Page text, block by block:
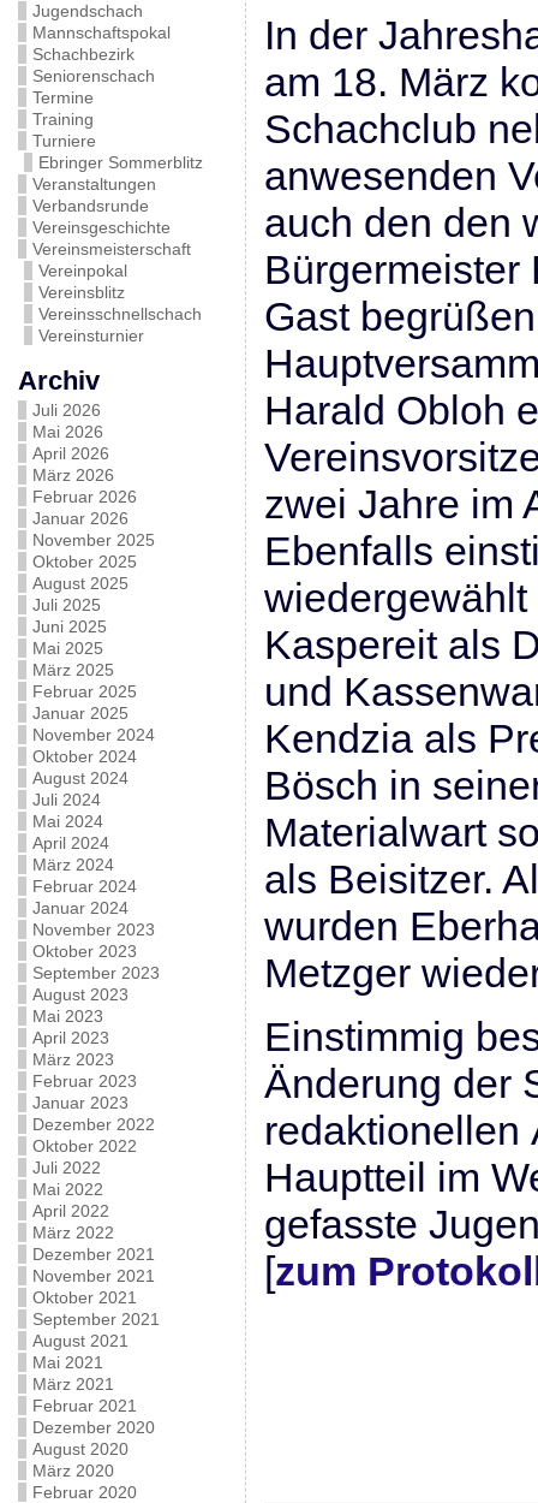
Jugendschach
Mannschaftspokal
Schachbezirk
Seniorenschach
Termine
Training
Turniere
Ebringer Sommerblitz
Veranstaltungen
Verbandsrunde
Vereinsgeschichte
Vereinsmeisterschaft
Vereinpokal
Vereinsblitz
Vereinsschnellschach
Vereinsturnier
Archiv
Juli 2026
Mai 2026
April 2026
März 2026
Februar 2026
Januar 2026
November 2025
Oktober 2025
August 2025
Juli 2025
Juni 2025
Mai 2025
März 2025
Februar 2025
Januar 2025
November 2024
Oktober 2024
August 2024
Juli 2024
Mai 2024
April 2024
März 2024
Februar 2024
Januar 2024
November 2023
Oktober 2023
September 2023
August 2023
Mai 2023
April 2023
März 2023
Februar 2023
Januar 2023
Dezember 2022
Oktober 2022
Juli 2022
Mai 2022
April 2022
März 2022
Dezember 2021
November 2021
Oktober 2021
September 2021
August 2021
Mai 2021
März 2021
Februar 2021
Dezember 2020
August 2020
März 2020
Februar 2020
In der
am 18. März
Schachclub
anwesenden
auch den den
Bürgermeister
Gast
Harald Obloh
zwei Jahre im
Ebenfalls
Kaspereit als
und
Kendzia als
Bösch in
Materialwart
als Beisitzer.
wurden
Metzger
Einstimmig
Änderung der
redaktionellen
Hauptteil im
gefasste
[zum